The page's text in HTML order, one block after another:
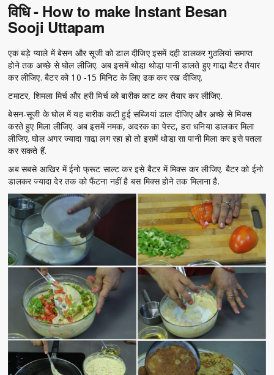
विधि - How to make Instant Besan
Sooji Uttapam
एक बड़े प्याले में बेसन और सूजी को डाल दीजिए इसमें दही डालकर गुठलियां समाप्त
होने तक अच्छे से घोल लीजिए. अब इसमें थोडा़ थोडा़ पानी डालते हुए गाढा़ बैटर तैयार
कर लीजिए. बैटर को 10 -15 मिनिट के लिए ढक कर रख दीजिए.
टमाटर, शिमला मिर्च और हरी मिर्च को बारीक काट कर तैयार कर लीजिए.
बेसन-सूजी के घोल में यह बारीक कटी हुई सब्जियां डाल दीजिए और अच्छे से मिक्स
करते हुए मिला लीजिए. अब इसमें नमक, अदरक का पेस्ट, हरा धनिया डालकर मिला
लीजिए. घोल अगर ज्यादा गाढा़ लग रहा हो तो इसमें थोडा़ सा पानी मिला कर इसे पतला
कर सकते हैं.
अब सबसे आखिर में ईनो फ्रूट साल्ट कर इसे बैटर में मिक्स कर लीजिए. बैटर को ईनो
डालकर ज्यादा देर तक को फैंटना नहीं है बस मिक्स होने तक मिलाना है.